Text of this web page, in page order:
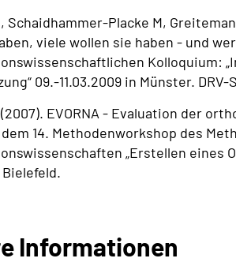
Schaidhammer-Placke M,
viele wollen sie haben - und
Kolloquium:
09.-11.03.2009 in Münster.
EVORNA - Evaluation der
14. Methodenworkshop des
„Erstellen eines
Informationen